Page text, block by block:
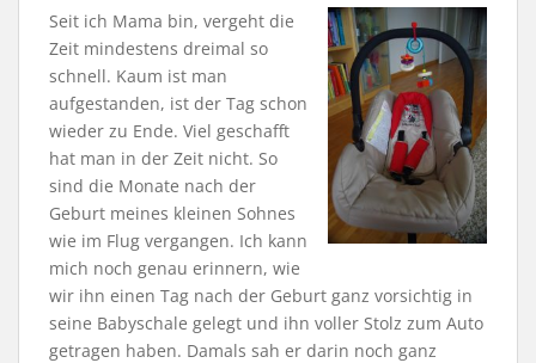
Seit ich Mama bin, vergeht die
Zeit mindestens dreimal so
schnell. Kaum ist man
aufgestanden, ist der Tag schon
wieder zu Ende. Viel geschafft
hat man in der Zeit nicht. So
sind die Monate nach der
Geburt meines kleinen Sohnes
wie im Flug vergangen. Ich kann
mich noch genau erinnern, wie
wir ihn einen Tag nach der Geburt ganz vorsichtig in
seine Babyschale gelegt und ihn voller Stolz zum Auto
getragen haben. Damals sah er darin noch ganz